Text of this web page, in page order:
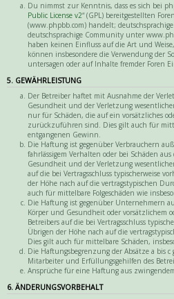
Du nimmst zur Kenntnis, dass es sich bei
Public License v2“ (GPL) bereitgestellten
(www.phpbb.com) handelt;
deutschsprachige Community unter
haben keinen Einfluss auf die Art und
können insbesondere die Verwendung der
untersagen oder auf Inhalte fremder Foren
5. GEWÄHRLEISTUNG
Der Betreiber haftet mit Ausnahme der
Gesundheit und der Verletzung
nur für Schäden, die auf ein vorsätzliches
zurückzuführen sind. Dies gilt auch für
entgangenen Gewinn.
Die Haftung ist gegenüber Verbrauchern
fahrlässigem Verhalten oder bei Schäden
Gesundheit und der Verletzung
auf die bei Vertragsschluss typischerweise
der Höhe nach auf die vertragstypischen
auch für mittelbare Folgeschäden wie
Die Haftung ist gegenüber Unternehmern
Körper und Gesundheit oder vorsätzlichem
Betreibers auf die bei Vertragsschluss
Übrigen der Höhe nach auf die
Dies gilt auch für mittelbare Schäden,
Die Haftungsbegrenzung der Absätze a bis
Mitarbeiter und Erfüllungsgehilfen des
Ansprüche für eine Haftung aus
6. ÄNDERUNGSVORBEHALT